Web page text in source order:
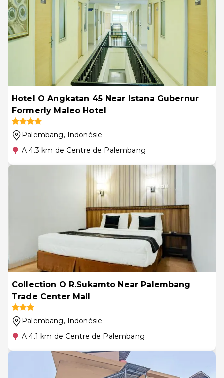
Hotel O Angkatan 45 Near Istana Gubernur
Formerly Maleo Hotel
Palembang, Indonésie
A 4.3 km de Centre de Palembang
Collection O R.Sukamto Near Palembang
Trade Center Mall
Palembang, Indonésie
A 4.1 km de Centre de Palembang